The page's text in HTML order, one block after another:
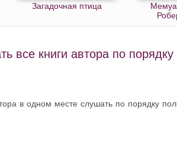
Загадочная птица
все книги автора по порядку
в одном месте слушать по порядку